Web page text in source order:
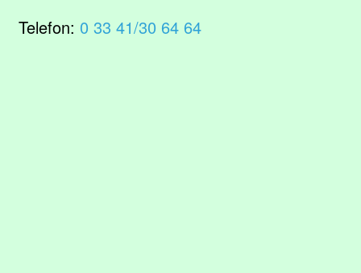
Telefon: 0 33 41/30 64 64